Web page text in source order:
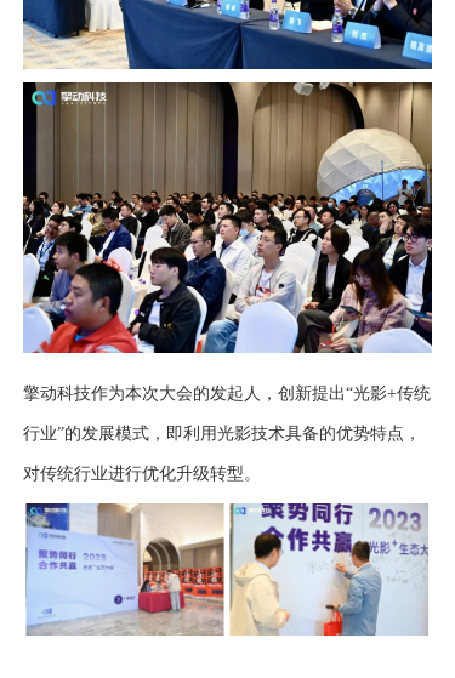
擎动科技作为本次大会的发起人，创新提出“光影+传统
行业”的发展模式，即利用光影技术具备的优势特点，
对传统行业进行优化升级转型。